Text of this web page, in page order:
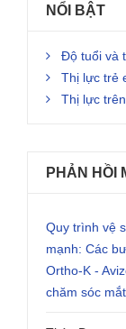
NỔI BẬT
Độ tuổi và
Thị lực trẻ
Thị lực
PHẢN HỒI
Quy trình vệ
mạnh: Các
Ortho-K -
chăm sóc